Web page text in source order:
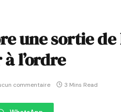
une sortie de
l’ordre
commentaire 3 Mins Read